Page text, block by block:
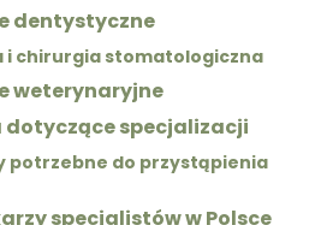
dentystyczne
i chirurgia stomatologiczna
weterynaryjne
specjalizacji
potrzebne do przystąpienia
specjalistów w Polsce